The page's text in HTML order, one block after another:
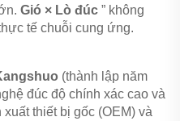
Gió × Lò đúc ” không
tế chuỗi cung ứng.
(thành lập năm
đúc độ chính xác cao và
thiết bị gốc (OEM) và